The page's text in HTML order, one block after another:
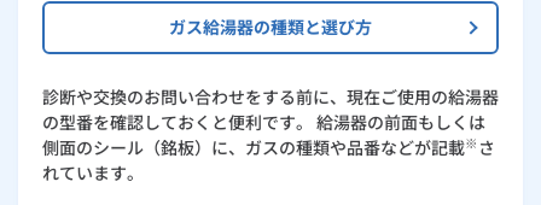
ガス栓の増設 プラスライン
スマイルーフ
関西おでかけ納税
ハウスクリーニング
施工もアフターサービスもガスのプロにおまかせ
お客さまの声
よくあるご質問
ガス給湯器の種類と選び方
診断や交換のお問い合わせをする前に、現在ご使用の給湯器
の型番を確認しておくと便利です。 給湯器の前面もしくは
側面のシール（銘板）に、ガスの種類や品番などが記載※ さ
れています。